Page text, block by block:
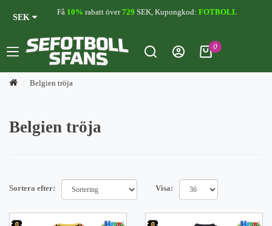
SEK
Få 10% rabatt över729 SEK, Kupongkod: FOTBOLL
0
Belgien tröja
Belgien tröja
Sortera efter: Visa: